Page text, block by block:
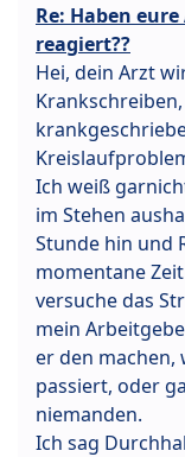
Re: Haben
reagiert??
Hei, dein Arzt
Ich weiß
im Stehen
Stunde hin und
momentane
versuche das
mein
er den machen,
passiert, oder
niemanden.
Ich sag